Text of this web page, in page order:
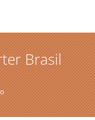
Brasil